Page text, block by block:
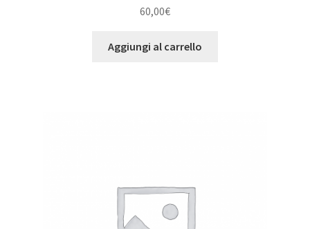
60,00€
Aggiungi al carrello